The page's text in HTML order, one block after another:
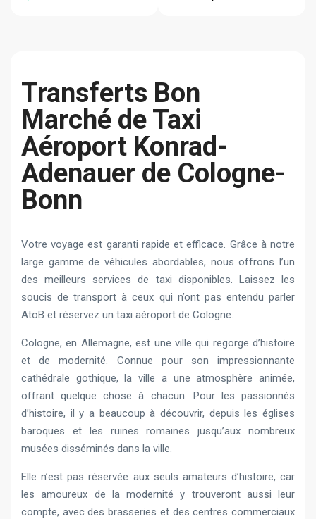
Transferts Bon
Marché de Taxi
Aéroport Konrad-
Adenauer de Cologne-
Bonn
Votre voyage est garanti rapide et efficace. Grâce à notre
large gamme de véhicules abordables, nous offrons l’un
des meilleurs services de taxi disponibles. Laissez les
soucis de transport à ceux qui n’ont pas entendu parler
AtoB et réservez un taxi aéroport de Cologne.
Cologne, en Allemagne, est une ville qui regorge d’histoire
et de modernité. Connue pour son impressionnante
cathédrale gothique, la ville a une atmosphère animée,
offrant quelque chose à chacun. Pour les passionnés
d’histoire, il y a beaucoup à découvrir, depuis les églises
baroques et les ruines romaines jusqu’aux nombreux
musées disséminés dans la ville.
Elle n’est pas réservée aux seuls amateurs d’histoire, car
les amoureux de la modernité y trouveront aussi leur
compte, avec des brasseries et des centres commerciaux